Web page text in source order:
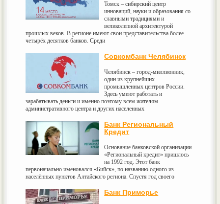
Томск – сибирский центр
инноваций, науки и образования со
славными традициями и
великолепной архитектурой
прошлых веков. В регионе имеют свои представительства более
четырёх десятков банков. Среди
Совкомбанк Челябинск
Челябинск – город-миллионник,
один из крупнейших
промышленных центров России.
Здесь умеют работать и
зарабатывать деньги и именно поэтому всем жителям
административного центра и других населенных
Банк Региональный
Кредит
Основание банковской организации
«Региональный кредит» пришлось
на 1992 год. Этот банк
первоначально именовался «Бийск», по названию одного из
населённых пунктов Алтайского региона. Спустя год своего
Банк Приморье